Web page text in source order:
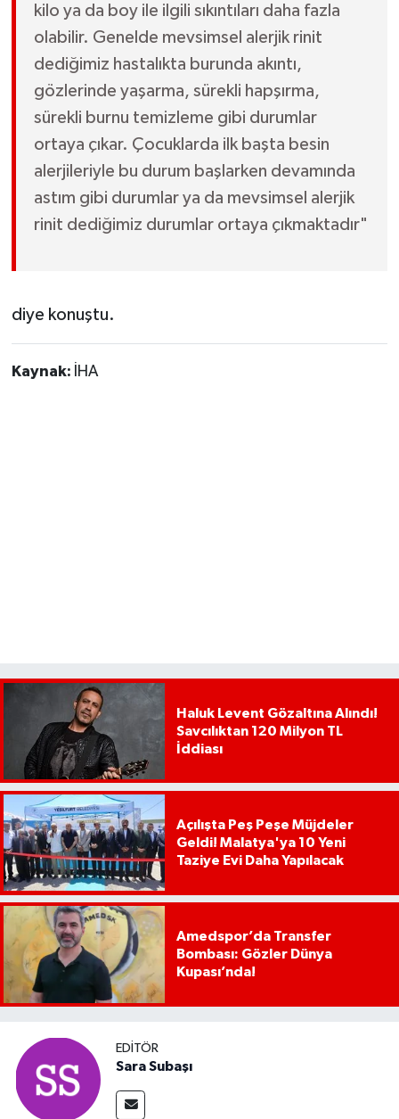
kilo ya da boy ile ilgili sıkıntıları daha fazla
olabilir. Genelde mevsimsel alerjik rinit
dediğimiz hastalıkta burunda akıntı,
gözlerinde yaşarma, sürekli hapşırma,
sürekli burnu temizleme gibi durumlar
ortaya çıkar. Çocuklarda ilk başta besin
alerjileriyle bu durum başlarken devamında
astım gibi durumlar ya da mevsimsel alerjik
rinit dediğimiz durumlar ortaya çıkmaktadır"
diye konuştu.
Kaynak: İHA
Haluk Levent Gözaltına Alındı!
Savcılıktan 120 Milyon TL
İddiası
Açılışta Peş Peşe Müjdeler
Geldi! Malatya'ya 10 Yeni
Taziye Evi Daha Yapılacak
Amedspor’da Transfer
Bombası: Gözler Dünya
Kupası’nda!
EDITÖR
Sara Subaşı